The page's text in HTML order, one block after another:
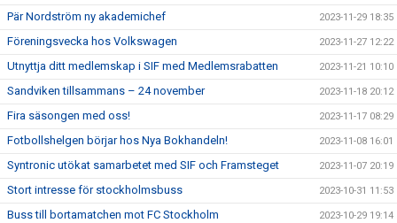
Pär Nordström ny akademichef 2023-11-29 18:35
Föreningsvecka hos Volkswagen 2023-11-27 12:22
Utnyttja ditt medlemskap i SIF med Medlemsrabatten 2023-11-21 10:10
Sandviken tillsammans – 24 november 2023-11-18 20:12
Fira säsongen med oss! 2023-11-17 08:29
Fotbollshelgen börjar hos Nya Bokhandeln! 2023-11-08 16:01
Syntronic utökat samarbetet med SIF och Framsteget 2023-11-07 20:19
Stort intresse för stockholmsbuss 2023-10-31 11:53
Buss till bortamatchen mot FC Stockholm 2023-10-29 19:14